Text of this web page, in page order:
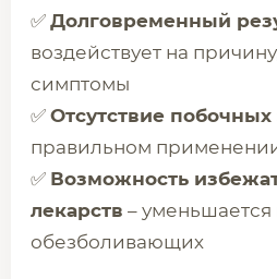
✅ Долговременный
воздействует на
симптомы
✅ Отсутствие
правильном
✅ Возможность
лекарств –
обезболивающих